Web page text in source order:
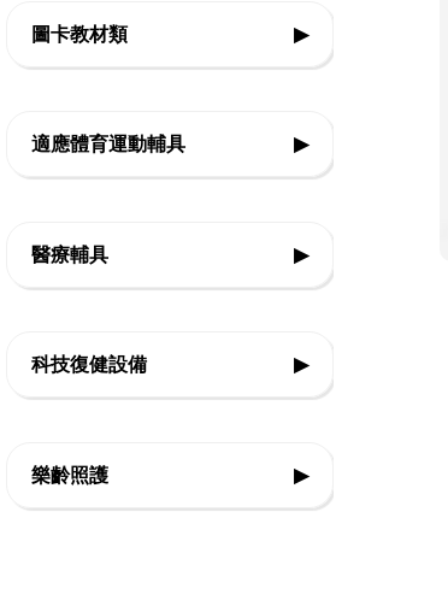
◇團體活動
◇感官刺激
◇邏輯思考教具
◇美勞創作教具
◇教室設備
圖卡教材類 ▶
◇口語表達
◇情緒表達
適應體育運動輔具 ▶
◇復健運動三輪車
◇Boccia 地板滾球
◇智能科技設備
醫療輔具 ▶
◇休閒育樂輔具
◇站立架
科技復健設備 ▶
◇復健治療設備
樂齡照護 ▶